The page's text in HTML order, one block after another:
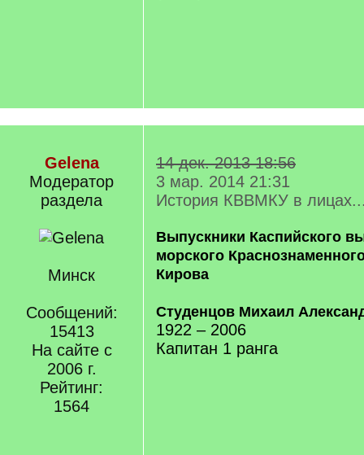
Gelena
Модератор
раздела
Минск
Сообщений:
15413
На сайте с
2006 г.
Рейтинг:
1564
14 дек. 2013 18:56
3 мар. 2014 21:31
История КВВМКУ в
Выпускники Каспийского
морского
Кирова
Студенцов Михаил
1922 – 2006
Капитан 1 ранга